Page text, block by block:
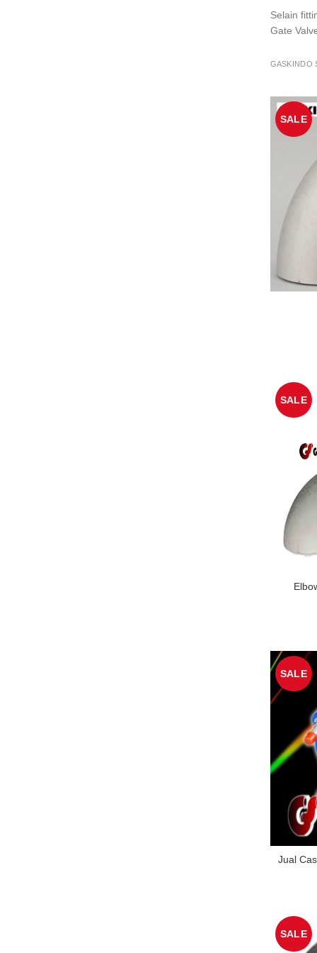
Selain
Gate
GASKINDO
SALE
SALE
SALE
Jual
SALE